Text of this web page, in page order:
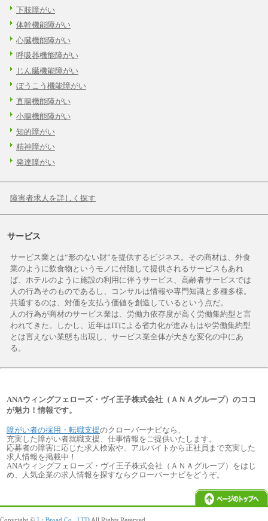
下肢障がい
体幹機能障がい
心臓機能障がい
呼吸器機能障がい
じん臓機能障がい
ぼうこう機能障がい
直腸機能障がい
小腸機能障がい
知的障がい
精神障がい
発達障がい
障害者求人を詳しく探す
サービス
サービス業とは“形のない財”を提供するビジネス。その商材は、外食
業のように飲食物というモノに付随して提供されるサービスもあれ
ば、ホテルのように施設の利用に伴うサービス、高齢者サービスでは
人の行為そのものであるし、コンサルは情報や専門知識と多種多様。
共通するのは、対価を支払う価値を創造しているという点だ。
人の行為が商材のサービス業は、労働力依存度が高く労働集約型と言
われてきた。しかし、近年はITによる省力化が進みもはや労働集約型
とは言えない業態も出現し、サービス業全体が大きな変化の中にあ
る。
ANAウィングフェローズ・ヴイ王子株式会社（ＡＮＡグループ）のココ
が魅力！情報です。
障がい者の採用・転職支援のクローバーナビなら、
充実した障がい者就職支援、仕事情報をご提供いたします。
応募者の障害に応じた求人検索や、アルバイトから正社員まで充実した
求人情報を掲載中！
ANAウィングフェローズ・ヴイ王子株式会社（ＡＮＡグループ）をはじ
め、人気企業の求人情報を探すならクローバーナビをどうぞ。